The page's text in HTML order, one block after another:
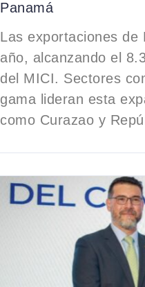
Panamá
Las exportaciones de
año, alcanzando el
del MICI. Sectores
gama lideran esta
como Curazao y